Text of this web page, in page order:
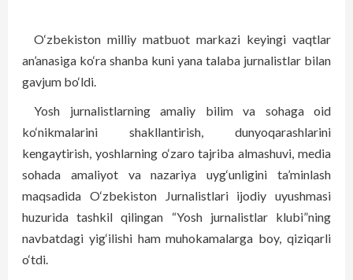
O‘zbekiston milliy matbuot markazi keyingi vaqtlar
an’anasiga ko‘ra shanba kuni yana talaba jurnalistlar bilan
gavjum bo‘ldi.
Yosh jurnalistlarning amaliy bilim va sohaga oid
ko‘nikmalarini shakllantirish, dunyoqarashlarini
kengaytirish, yoshlarning o‘zaro tajriba almashuvi, media
sohada amaliyot va nazariya uy­g‘unligini ta’minlash
maqsadida O‘zbekiston Jurnalistlari ijodiy uyushmasi
huzurida tashkil qilingan “Yosh jurnalistlar klubi”ning
navbatdagi yig‘ilishi ham muhokamalarga boy, qiziqarli
o‘tdi.